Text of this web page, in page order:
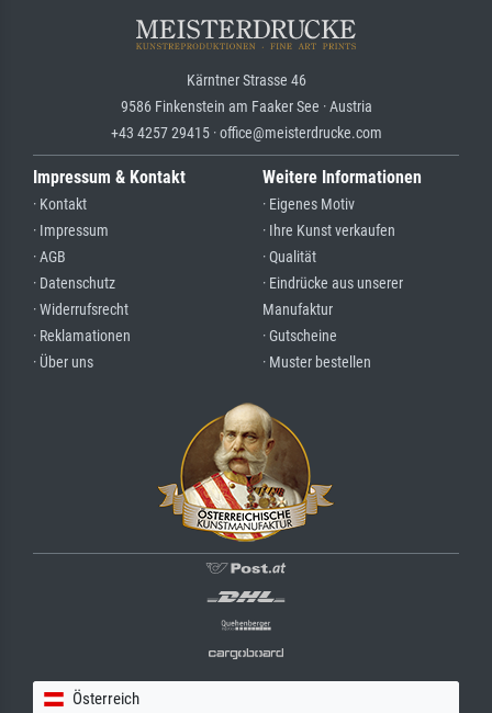
Kärntner Strasse 46
9586 Finkenstein am Faaker See · Austria
+43 4257 29415 · office@meisterdrucke.com
Impressum & Kontakt
· Kontakt
· Impressum
· AGB
· Datenschutz
· Widerrufsrecht
· Reklamationen
· Über uns
Weitere Informationen
· Eigenes Motiv
· Ihre Kunst verkaufen
· Qualität
· Eindrücke aus unserer
Manufaktur
· Gutscheine
· Muster bestellen
Österreich